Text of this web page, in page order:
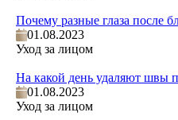
Почему разные глаза после
01.08.2023
Уход за лицом
На какой день удаляют швы
01.08.2023
Уход за лицом